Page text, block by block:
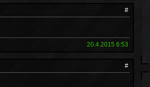
#
20.4.2015 6:53
#